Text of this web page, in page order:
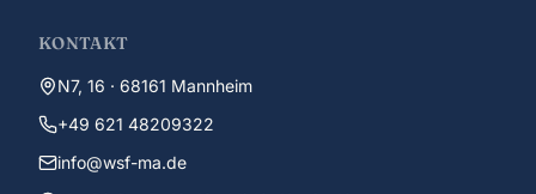
KONTAKT
N7, 16 · 68161 Mannheim
+49 621 48209322
info@wsf-ma.de